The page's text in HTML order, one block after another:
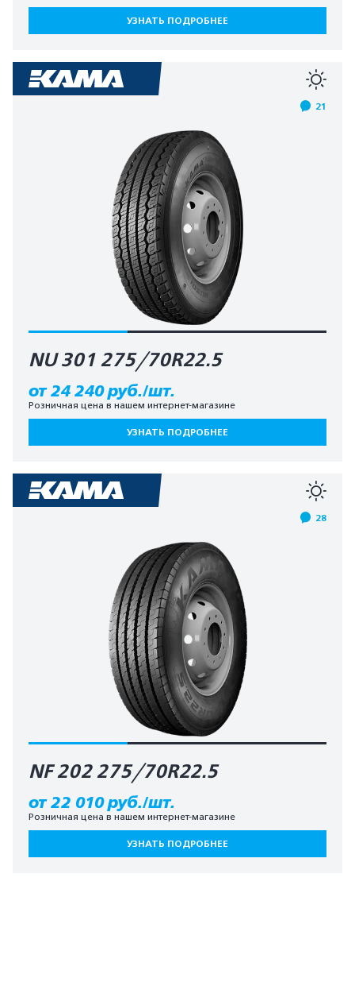
УЗНАТЬ ПОДРОБНЕЕ
21
NU 301 275/70R22.5
от 24 240 руб./шт.
Розничная цена в нашем интернет-магазине
УЗНАТЬ ПОДРОБНЕЕ
28
NF 202 275/70R22.5
от 22 010 руб./шт.
Розничная цена в нашем интернет-магазине
УЗНАТЬ ПОДРОБНЕЕ